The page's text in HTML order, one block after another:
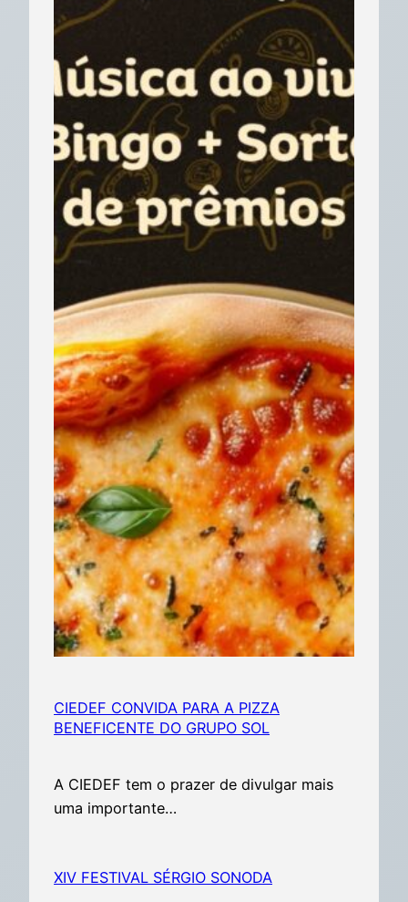
CIEDEF CONVIDA PARA A PIZZA
BENEFICENTE DO GRUPO SOL
A CIEDEF tem o prazer de divulgar mais
uma importante…
XIV FESTIVAL SÉRGIO SONODA